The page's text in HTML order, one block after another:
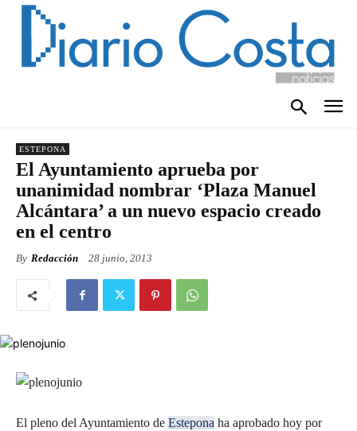
ESTEPONA
El Ayuntamiento aprueba por
unanimidad nombrar ‘Plaza Manuel
Alcántara’ a un nuevo espacio creado
en el centro
By Redacción 28 junio, 2013
El pleno del Ayuntamiento de Estepona ha aprobado hoy por